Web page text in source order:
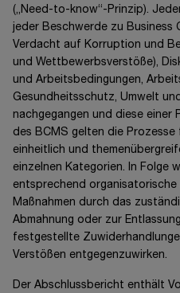
(„Need-to-know“-Prinzip).
jeder Beschwerde zu Business
Verdacht auf Korruption und
und Wettbewerbsverstöße),
und Arbeitsbedingungen,
Gesundheitsschutz, Umwelt
nachgegangen und diese einer
des BCMS gelten die
einheitlich und
einzelnen Kategorien. In Folge
entsprechend
Maßnahmen durch das
Abmahnung oder zur
festgestellte
Verstößen entgegenzuwirken.
Der Abschlussbericht enthält